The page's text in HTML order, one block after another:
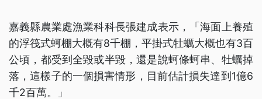
嘉義縣農業處漁業科科長張建成表示，「海面上養殖
的浮筏式蚵棚大概有8千棚，平掛式牡蠣大概也有3百
公頃，都受到全毀或半毀，還是說蚵條蚵串、牡蠣掉
落，這樣子的一個損害情形，目前估計損失達到1億6
千2百萬。」